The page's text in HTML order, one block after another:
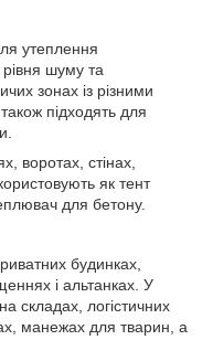
утеплення
шуму та
зонах із різними
підходять для
воротах, стінах,
як тент
для бетону.
будинках,
і альтанках. У
складах, логістичних
манежах для тварин, а